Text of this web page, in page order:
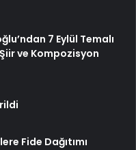
7 Eylül Temalı
ve Kompozisyon
Fide Dağıtımı